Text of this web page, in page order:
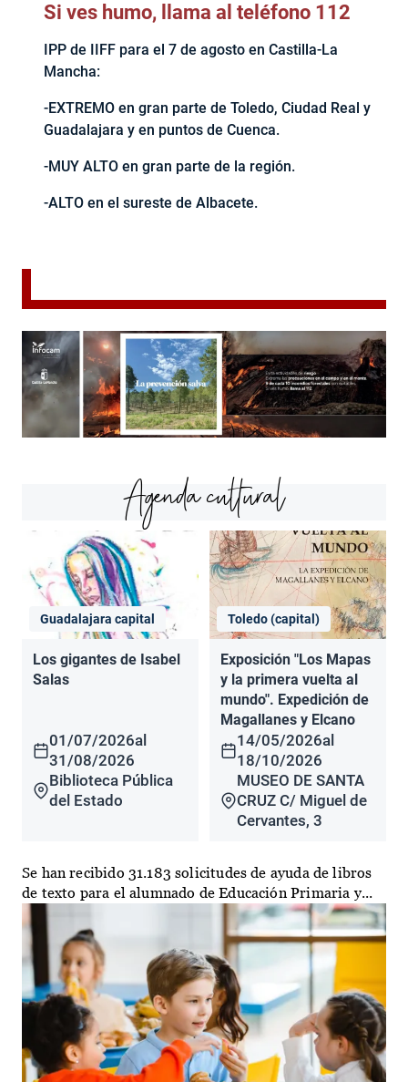
Si ves humo, llama al teléfono 112
IPP de IIFF para el 7 de agosto en Castilla-La
Mancha:
-EXTREMO en gran parte de Toledo, Ciudad Real y
Guadalajara y en puntos de Cuenca.
-MUY ALTO en gran parte de la región.
-ALTO en el sureste de Albacete.
Agenda cultural
Guadalajara capital
Los gigantes de Isabel
Salas
01/07/2026al
31/08/2026
Biblioteca Pública
del Estado
Toledo (capital)
Exposición "Los Mapas
y la primera vuelta al
mundo". Expedición de
Magallanes y Elcano
14/05/2026al
18/10/2026
MUSEO DE SANTA
CRUZ C/ Miguel de
Cervantes, 3
Se han recibido 31.183 solicitudes de ayuda de libros
de texto para el alumnado de Educación Primaria y...